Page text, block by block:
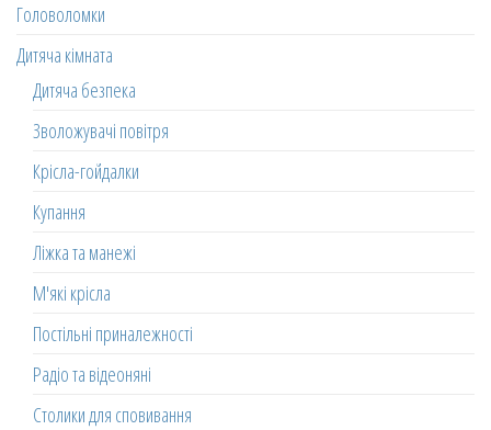
Головоломки
Дитяча кімната
Дитяча безпека
Зволожувачі повітря
Крісла-гойдалки
Купання
Ліжка та манежі
М'які крісла
Постільні приналежності
Радіо та відеоняні
Столики для сповивання